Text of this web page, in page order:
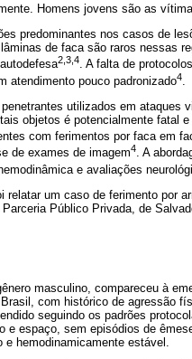
Homens jovens são as
predominantes nos casos de
de faca são raros nessas
2,3,4. A falta de
atendimento pouco padronizado4
utilizados em ataques
objetos é potencialmente fatal
com ferimentos por faca em
de exames de imagem4. A
e avaliações
relatar um caso de ferimento por
Público Privada, de
masculino, compareceu à
com histórico de agressão
seguindo os padrões
e espaço, sem episódios de
e hemodinamicamente estável.